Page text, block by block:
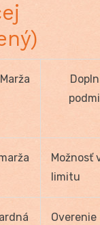
Možnosť
limitu